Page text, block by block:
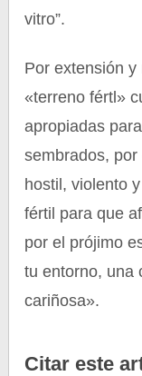
vitro”.
Por extensión
«terreno fértl»
apropiadas
sembrados,
hostil, violento
fértil para que
por el prójimo
tu entorno, una
cariñosa».
Citar este